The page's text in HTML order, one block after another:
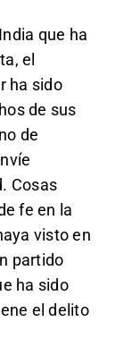
que ha
el
ha sido
de sus
de
Cosas
fe en la
visto en
partido
ha sido
el delito